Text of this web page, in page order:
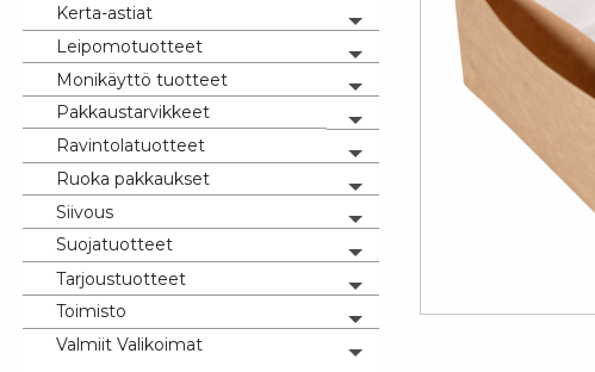
Kerta-astiat
Toggle menu
Leipomotuotteet
Toggle menu
Monikäyttö tuotteet
Toggle menu
Pakkaustarvikkeet
Toggle menu
Ravintolatuotteet
Toggle menu
Ruoka pakkaukset
Toggle menu
Siivous
Toggle menu
Suojatuotteet
Toggle menu
Tarjoustuotteet
Toggle menu
Toimisto
Toggle menu
Valmiit Valikoimat
Toggle menu